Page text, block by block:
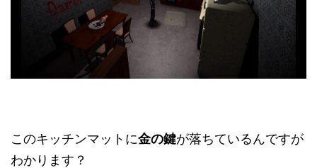
このキッチンマットに金の鍵が落ちているんですが
わかります？